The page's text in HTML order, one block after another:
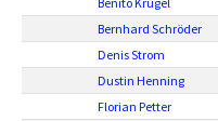
Bernhard Schröder
Denis Strom
Dustin Henning
Florian Petter